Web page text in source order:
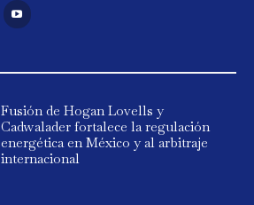
Fusión de Hogan Lovells y
Cadwalader fortalece la regulación
energética en México y al arbitraje
internacional